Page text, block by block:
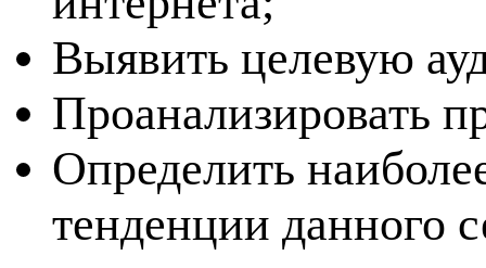
Выявить целевую
Проанализировать
Определить
тенденции данного